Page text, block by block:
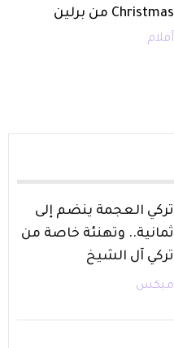
Christmas من برلين
أفلام
تركي العجمة ينضم إلى
ثمانية.. وتهنئة خاصة من
تركي آل الشيخ
ميكس